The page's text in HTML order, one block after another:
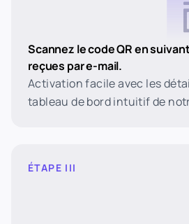
Scannez le code QR en
reçues par e-mail.
Activation facile avec les
tableau de bord intuitif de
ÉTAPE III